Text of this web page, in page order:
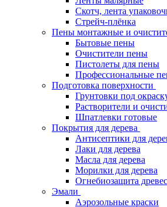
Скотч, лента
Стрейч-плёнка
Пены монтажные и
Бытовые пены
Очистители пены
Пистолеты для пены
Профессиональные
Подготовка поверхности
Грунтовки под
Растворители и
Шпатлевки готовые
Покрытия для дерева
Антисептики для
Лаки для дерева
Масла для дерева
Морилки для дерева
Огнебиозащита
Эмали
Аэрозольные краски